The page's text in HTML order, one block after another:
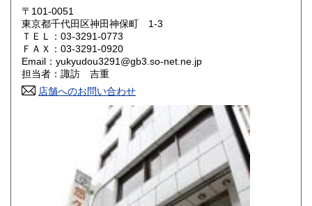
岡山県
山口県 600円
香川県 600円 愛媛県
高知県 600円
600円 長崎県
600円 大分県
600円 鹿児島県
〒101-0051
東京都千代田区神田神保町 1-3
ＴＥＬ：03-3291-0773
ＦＡＸ：03-3291-0920
Email：yukyudou3291@gb3.so-net.ne.jp
担当者：諏訪 吉重
店舗へのお問い合わせ